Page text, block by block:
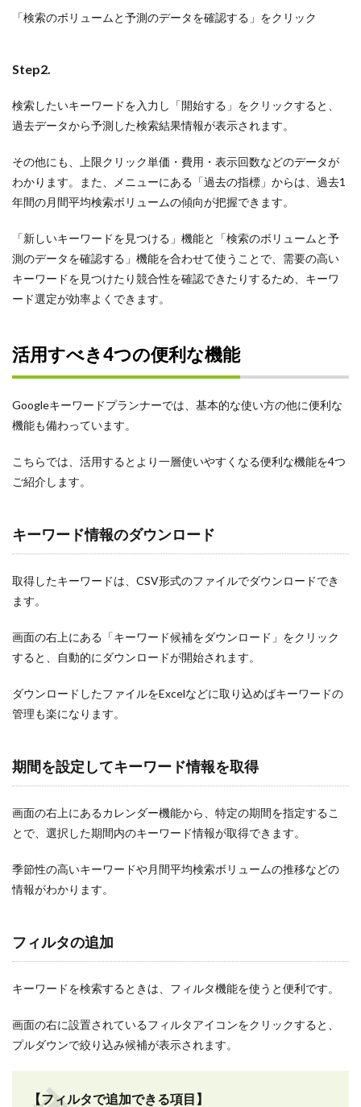
「検索のボリュームと予測のデータを確認する」をクリック
Step2.
検索したいキーワードを入力し「開始する」をクリックすると、
過去データから予測した検索結果情報が表示されます。
その他にも、上限クリック単価・費用・表示回数などのデータが
わかります。また、メニューにある「過去の指標」からは、過去1
年間の月間平均検索ボリュームの傾向が把握できます。
「新しいキーワードを見つける」機能と「検索のボリュームと予
測のデータを確認する」機能を合わせて使うことで、需要の高い
キーワードを見つけたり競合性を確認できたりするため、キーワ
ード選定が効率よくできます。
活用すべき4つの便利な機能
Googleキーワードプランナーでは、基本的な使い方の他に便利な
機能も備わっています。
こちらでは、活用するとより一層使いやすくなる便利な機能を4つ
ご紹介します。
キーワード情報のダウンロード
取得したキーワードは、CSV形式のファイルでダウンロードでき
ます。
画面の右上にある「キーワード候補をダウンロード」をクリック
すると、自動的にダウンロードが開始されます。
ダウンロードしたファイルをExcelなどに取り込めばキーワードの
管理も楽になります。
期間を設定してキーワード情報を取得
画面の右上にあるカレンダー機能から、特定の期間を指定するこ
とで、選択した期間内のキーワード情報が取得できます。
季節性の高いキーワードや月間平均検索ボリュームの推移などの
情報がわかります。
フィルタの追加
キーワードを検索するときは、フィルタ機能を使うと便利です。
画面の右に設置されているフィルタアイコンをクリックすると、
プルダウンで絞り込み候補が表示されます。
【フィルタで追加できる項目】